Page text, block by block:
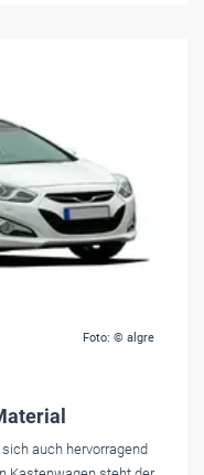
Foto: © algre
auch hervorragend